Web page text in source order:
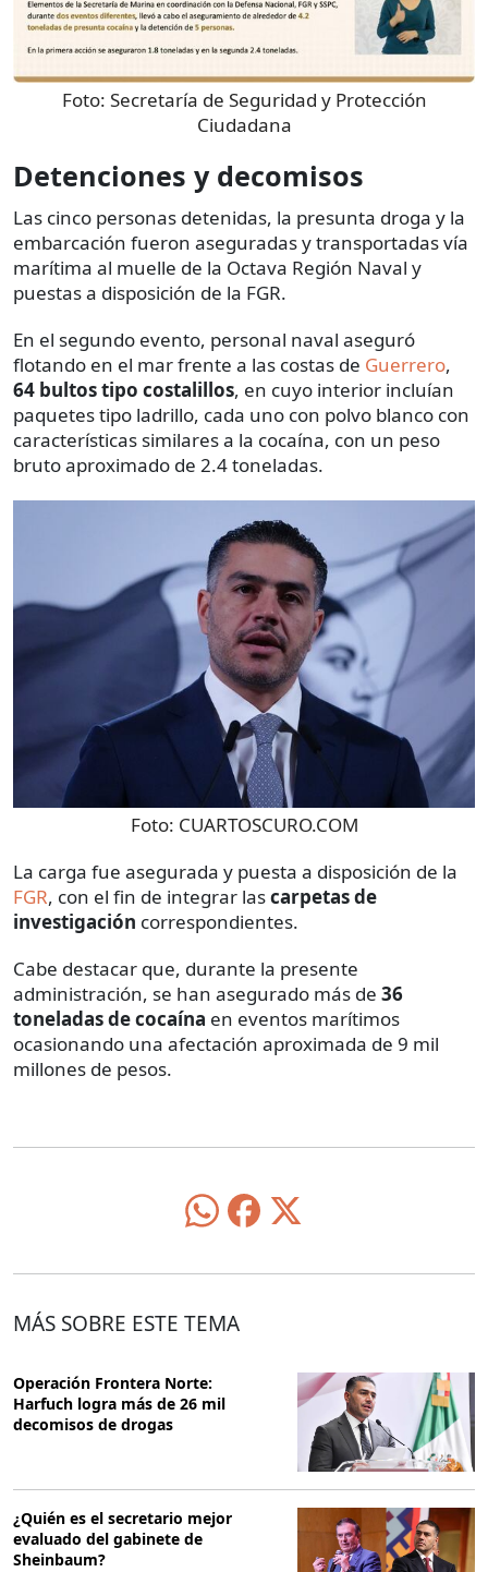
Foto: Secretaría de Seguridad y Protección
Ciudadana
Detenciones y decomisos
Las cinco personas detenidas, la presunta droga y la
embarcación fueron aseguradas y transportadas vía
marítima al muelle de la Octava Región Naval y
puestas a disposición de la FGR.
En el segundo evento, personal naval aseguró
flotando en el mar frente a las costas de Guerrero,
64 bultos tipo costalillos, en cuyo interior incluían
paquetes tipo ladrillo, cada uno con polvo blanco con
características similares a la cocaína, con un peso
bruto aproximado de 2.4 toneladas.
Foto: CUARTOSCURO.COM
La carga fue asegurada y puesta a disposición de la
FGR, con el fin de integrar lascarpetas de
investigación correspondientes.
Cabe destacar que, durante la presente
administración, se han asegurado más de 36
toneladas de cocaína en eventos marítimos
ocasionando una afectación aproximada de 9 mil
millones de pesos.
MÁS SOBRE ESTE TEMA
Operación Frontera Norte:
Harfuch logra más de 26 mil
decomisos de drogas
¿Quién es el secretario mejor
evaluado del gabinete de
Sheinbaum?